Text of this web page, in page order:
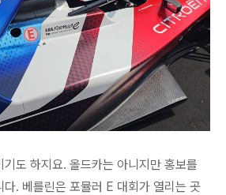
도 하지요. 올드카는 아니지만 홍보를
다. 베를린은 포뮬러 E 대회가 열리는 곳